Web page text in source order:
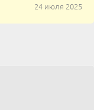
24 июля 2025